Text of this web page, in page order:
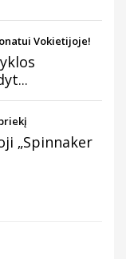
Vokietijoje!
„Spinnaker